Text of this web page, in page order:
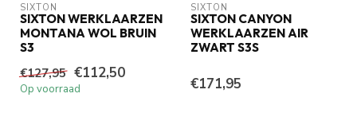
SIXTON
SIXTON WERKLAARZEN
MONTANA WOL BRUIN
S3
€127,95 €112,50
Op voorraad
SIXTON
SIXTON CANYON
WERKLAARZEN AIR
ZWART S3S
€171,95